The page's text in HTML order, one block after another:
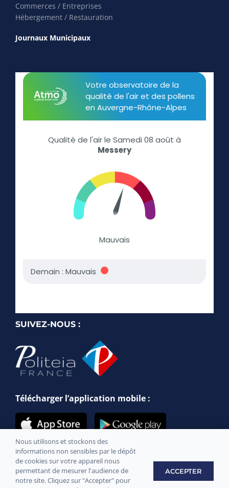
Commerces / Entreprises
Hébergement / Restauration
Journaux Municipaux
SUIVEZ-NOUS :
Télécharger l’application mobile :
Site officiel de la commune de Messery © 2021 –
Nous utilisons et stockons des
informations non sensibles par le dépôt
de cookies sur votre appareil nous
permettant de mesurer l'audience de
notre site. Cliquez sur "Accepter" pour
ACCEPTER